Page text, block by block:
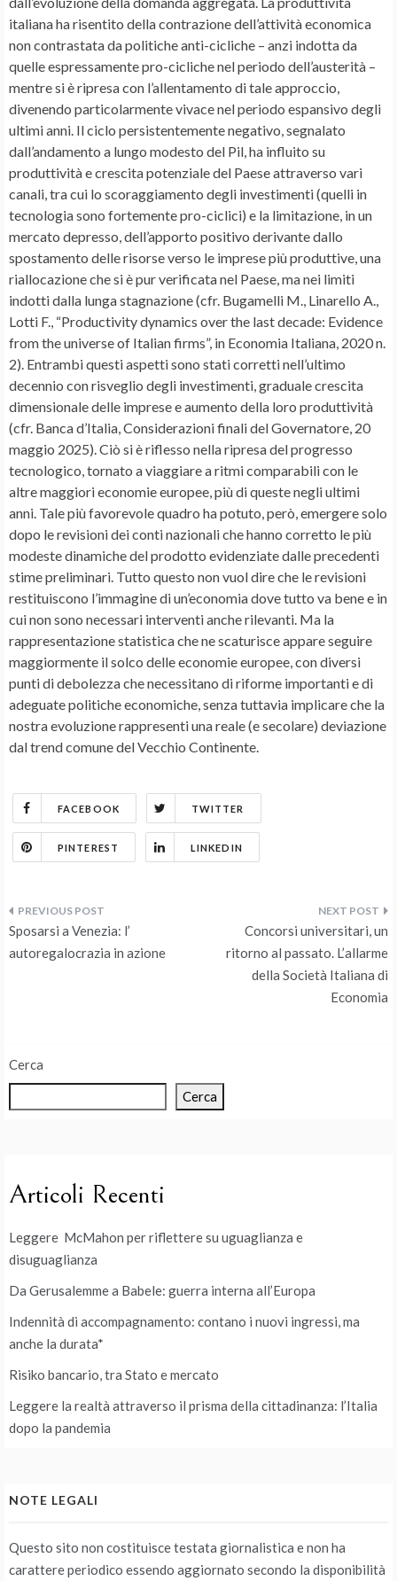
italiana ha risentito della contrazione dell’attività economica
non contrastata da politiche anti-cicliche – anzi indotta da
quelle espressamente pro-cicliche nel periodo dell’austerità –
mentre si è ripresa con l’allentamento di tale approccio,
divenendo particolarmente vivace nel periodo espansivo degli
ultimi anni. Il ciclo persistentemente negativo, segnalato
dall’andamento a lungo modesto del Pil, ha influito su
produttività e crescita potenziale del Paese attraverso vari
canali, tra cui lo scoraggiamento degli investimenti (quelli in
tecnologia sono fortemente pro-ciclici) e la limitazione, in un
mercato depresso, dell’apporto positivo derivante dallo
spostamento delle risorse verso le imprese più produttive, una
riallocazione che si è pur verificata nel Paese, ma nei limiti
indotti dalla lunga stagnazione (cfr. Bugamelli M., Linarello A.,
Lotti F., “Productivity dynamics over the last decade: Evidence
from the universe of Italian firms”, in Economia Italiana, 2020 n.
2). Entrambi questi aspetti sono stati corretti nell’ultimo
decennio con risveglio degli investimenti, graduale crescita
dimensionale delle imprese e aumento della loro produttività
(cfr. Banca d’Italia, Considerazioni finali del Governatore, 20
maggio 2025). Ciò si è riflesso nella ripresa del progresso
tecnologico, tornato a viaggiare a ritmi comparabili con le
altre maggiori economie europee, più di queste negli ultimi
anni. Tale più favorevole quadro ha potuto, però, emergere solo
dopo le revisioni dei conti nazionali che hanno corretto le più
modeste dinamiche del prodotto evidenziate dalle precedenti
stime preliminari. Tutto questo non vuol dire che le revisioni
restituiscono l’immagine di un’economia dove tutto va bene e in
cui non sono necessari interventi anche rilevanti. Ma la
rappresentazione statistica che ne scaturisce appare seguire
maggiormente il solco delle economie europee, con diversi
punti di debolezza che necessitano di riforme importanti e di
adeguate politiche economiche, senza tuttavia implicare che la
nostra evoluzione rappresenti una reale (e secolare) deviazione
dal trend comune del Vecchio Continente.
FACEBOOK TWITTER
PINTEREST LINKEDIN
Navigazione
articoli
Sposarsi a Venezia: l’
autoregalocrazia in azione
Concorsi universitari, un
ritorno al passato. L’allarme
della Società Italiana di
Economia
Cerca
Cerca
Articoli Recenti
Leggere McMahon per riflettere su uguaglianza e
disuguaglianza
Da Gerusalemme a Babele: guerra interna all’Europa
Indennità di accompagnamento: contano i nuovi ingressi, ma
anche la durata*
Risiko bancario, tra Stato e mercato
Leggere la realtà attraverso il prisma della cittadinanza: l’Italia
dopo la pandemia
NOTE LEGALI
Questo sito non costituisce testata giornalistica e non ha
carattere periodico essendo aggiornato secondo la disponibilità